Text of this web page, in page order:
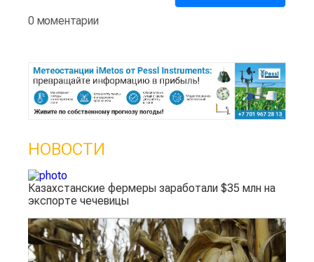
0 моментарии
НОВОСТИ
Казахстанские фермеры заработали $35 млн на
экспорте чечевицы